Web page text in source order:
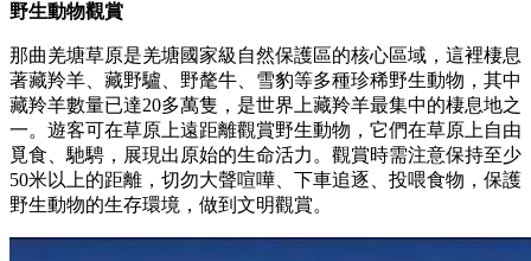
野生動物觀賞
那曲羌塘草原是羌塘國家級自然保護區的核心區域，這裡棲息
著藏羚羊、藏野驢、野氂牛、雪豹等多種珍稀野生動物，其中
藏羚羊數量已達20多萬隻，是世界上藏羚羊最集中的棲息地之
一。遊客可在草原上遠距離觀賞野生動物，它們在草原上自由
覓食、馳騁，展現出原始的生命活力。觀賞時需注意保持至少
50米以上的距離，切勿大聲喧嘩、下車追逐、投喂食物，保護
野生動物的生存環境，做到文明觀賞。